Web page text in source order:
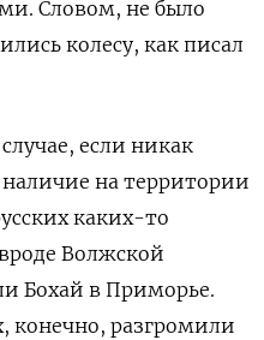
Словом, не было
колесу, как писал
если никак
на территории
каких-то
Волжской
Бохай в Приморье.
конечно, разгромили